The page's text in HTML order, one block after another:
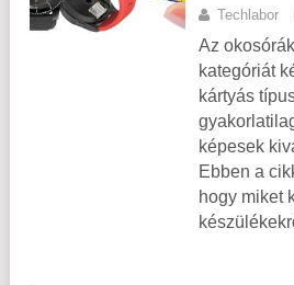
Techlabor
Az
kategóriát
kártyás
képesek
Ebben a
hogy miket